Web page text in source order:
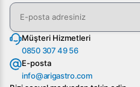
Müşteri Hizmetleri
0850 307 49 56
E-posta
info@arigastro.com